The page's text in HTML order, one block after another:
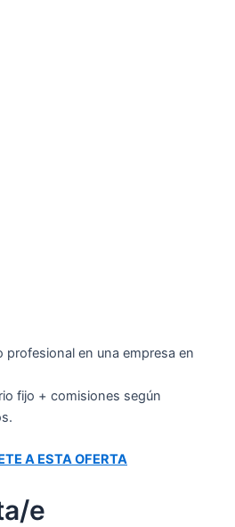
profesional en una empresa en
fijo + comisiones según
A ESTA OFERTA
e